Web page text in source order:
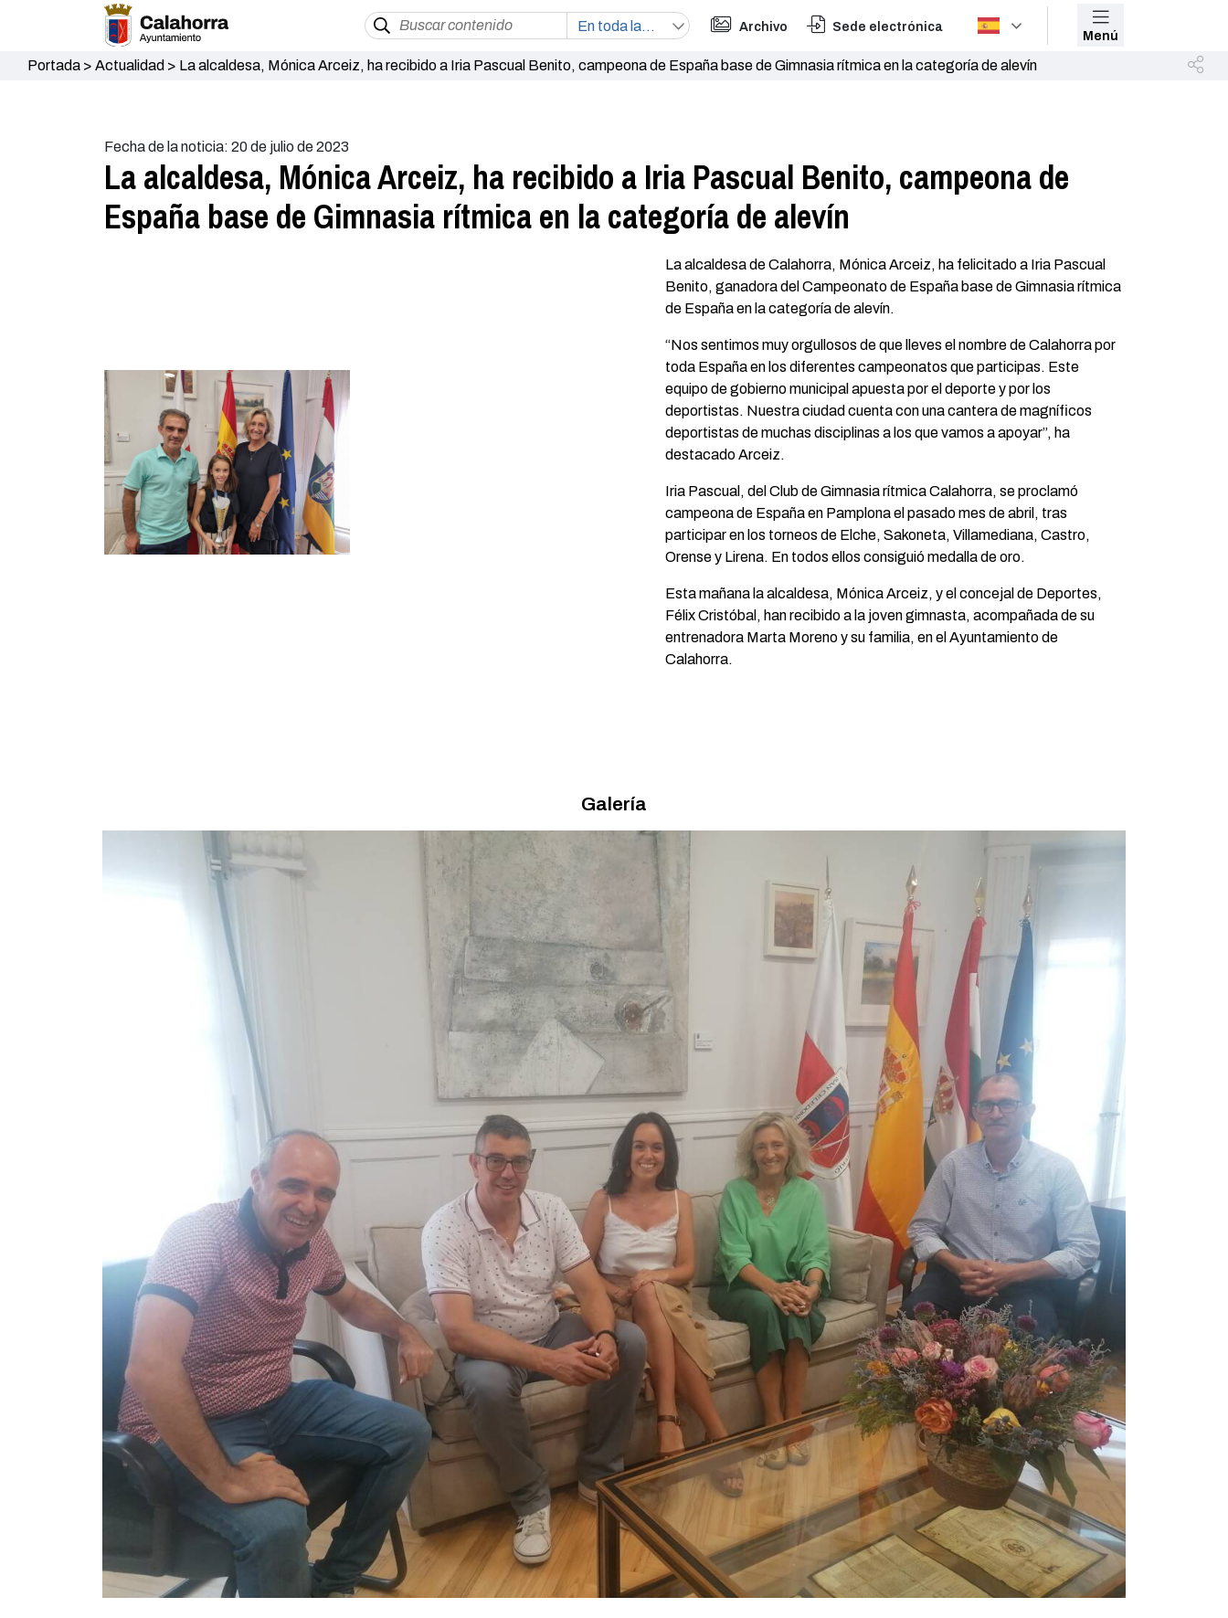
Archivo Sede electrónica
Menú
Portada> Actualidad > La alcaldesa, Mónica Arceiz, ha recibido a Iria Pascual Benito, campeona de España base de Gimnasia rítmica en la categoría de alevín
Fecha de la noticia: 20 de julio de 2023
La alcaldesa, Mónica Arceiz, ha recibido a Iria Pascual Benito, campeona de
España base de Gimnasia rítmica en la categoría de alevín
La alcaldesa de Calahorra, Mónica Arceiz, ha felicitado a Iria Pascual
Benito, ganadora del Campeonato de España base de Gimnasia rítmica
de España en la categoría de alevín.
“Nos sentimos muy orgullosos de que lleves el nombre de Calahorra por
toda España en los diferentes campeonatos que participas. Este
equipo de gobierno municipal apuesta por el deporte y por los
deportistas. Nuestra ciudad cuenta con una cantera de magníficos
deportistas de muchas disciplinas a los que vamos a apoyar”, ha
destacado Arceiz.
Iria Pascual, del Club de Gimnasia rítmica Calahorra, se proclamó
campeona de España en Pamplona el pasado mes de abril, tras
participar en los torneos de Elche, Sakoneta, Villamediana, Castro,
Orense y Lirena. En todos ellos consiguió medalla de oro.
Esta mañana la alcaldesa, Mónica Arceiz, y el concejal de Deportes,
Félix Cristóbal, han recibido a la joven gimnasta, acompañada de su
entrenadora Marta Moreno y su familia, en el Ayuntamiento de
Calahorra.
Galería